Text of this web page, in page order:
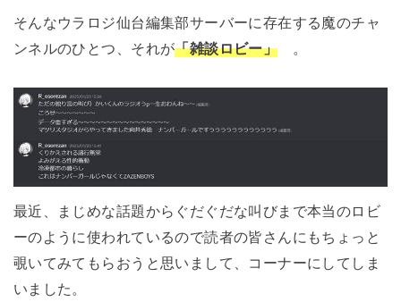
そんなウラロジ仙台編集部サーバーに存在する魔のチャ
ンネルのひとつ、それが「雑談ロビー」 。
最近、まじめな話題からぐだぐだな叫びまで本当のロビ
ーのように使われているので読者の皆さんにもちょっと
覗いてみてもらおうと思いまして、コーナーにしてしま
いました。